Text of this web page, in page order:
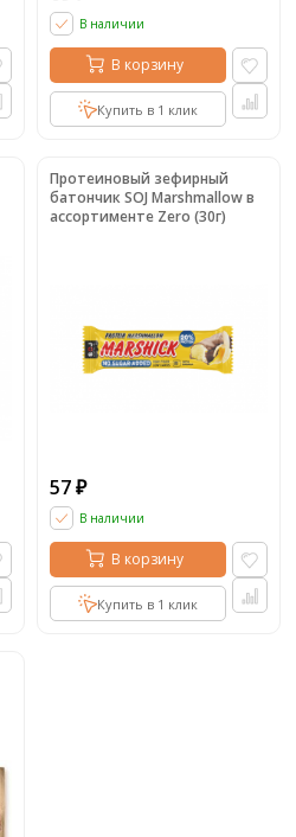
В наличии
В корзину
Купить в 1 клик
Протеиновый зефирный
батончик SOJ Marshmallow в
ассортименте Zero (30г)
57 ₽
В наличии
В корзину
Купить в 1 клик